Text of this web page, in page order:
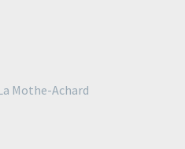
Mothe-Achard